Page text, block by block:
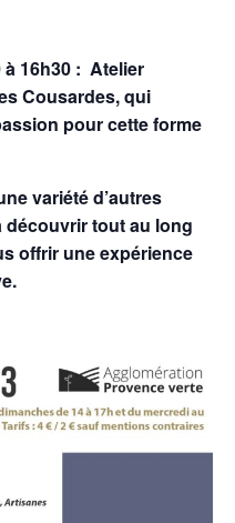
à 16h30 : Atelier
Cousardes, qui
pour cette forme
variété d’autres
tout au long
offrir une expérience